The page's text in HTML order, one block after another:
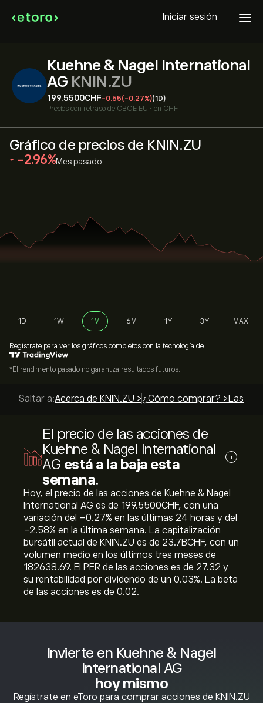
Iniciar sesión
Kuehne & Nagel International
AG KNIN.ZU
199.5500‎CHF‎-0.55(-0.27%)(1D)
Precios con retraso de CBOE EU • en CHF
Invierte en Kuehne & Nagel
International AG
hoy mismo
Regístrate en eToro para comprar acciones de KNIN.ZU
Gráfico de precios de KNIN.ZU
‎-2.96‎ Mes pasado
1D 1W 1M 6M 1Y 3Y MAX
Regístrate para ver los gráficos completos con la tecnología de
*El rendimiento pasado no garantiza resultados futuros.
Saltar a:Acerca de KNIN.ZU >¿Cómo comprar? > Las
El precio de las acciones de
Kuehne & Nagel International
AG está a la baja esta
semana.
i
Hoy, el precio de las acciones de Kuehne & Nagel
International AG es de 199.5500‎CHF‎, con una
variación del ‎-0.27‎% en las últimas 24 horas y del
‎-2.58‎% en la última semana. La capitalización
bursátil actual de KNIN.ZU es de 23.7B‎CHF‎, con un
volumen medio en los últimos tres meses de
182638.69. El PER de las acciones es de 27.32 y
su rentabilidad por dividendo de un 0.03%. La beta
de las acciones es de 0.02.